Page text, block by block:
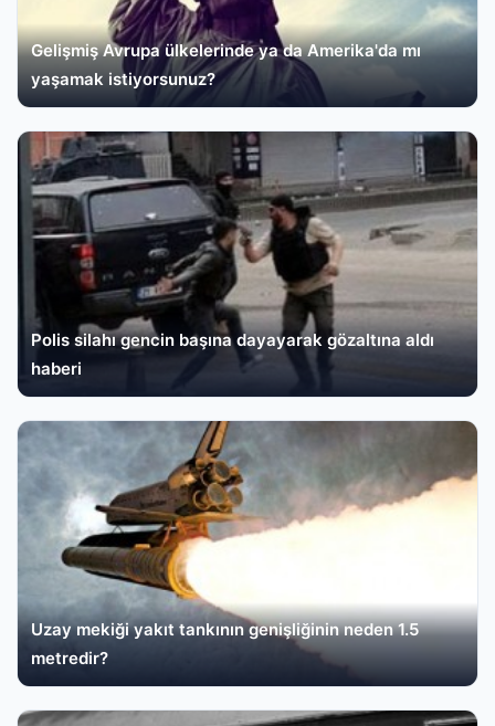
Gelişmiş Avrupa ülkelerinde ya da Amerika'da mı
yaşamak istiyorsunuz?
Polis silahı gencin başına dayayarak gözaltına aldı
haberi
Uzay mekiği yakıt tankının genişliğinin neden 1.5
metredir?